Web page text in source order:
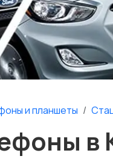
и планшеты
в